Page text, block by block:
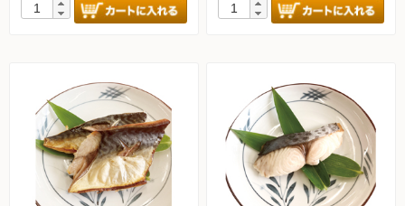
カートについて
返品・キャンセルについて
お支払い方法について
賞味期限について
よくあるご質問